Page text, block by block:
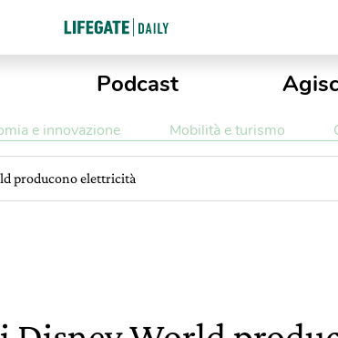
Podcast
e innovazione Mobilità e turismo
producono elettricità